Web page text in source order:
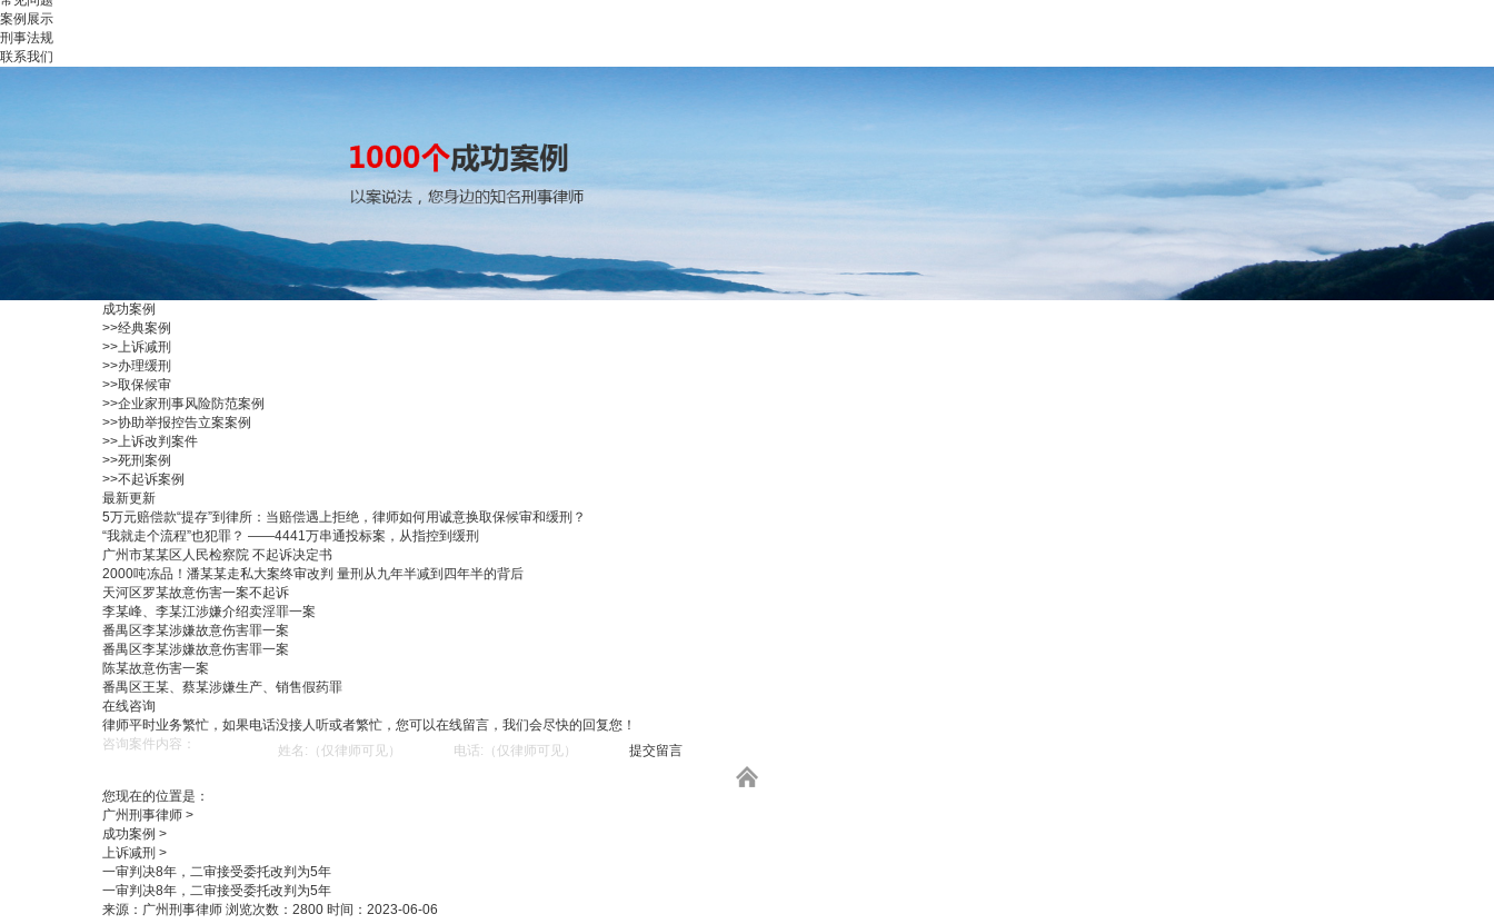
案例展示
刑事法规
联系我们
成功案例
>>经典案例
>>上诉减刑
>>办理缓刑
>>取保候审
>>企业家刑事风险防范案例
>>协助举报控告立案案例
>>上诉改判案件
>>死刑案例
>>不起诉案例
最新更新
5万元赔偿款“提存”到律所：当赔偿遇上拒绝，律师如何用诚意换取保候审和缓刑？
“我就走个流程”也犯罪？ ——4441万串通投标案，从指控到缓刑
广州市某某区人民检察院 不起诉决定书
2000吨冻品！潘某某走私大案终审改判 量刑从九年半减到四年半的背后
天河区罗某故意伤害一案不起诉
李某峰、李某江涉嫌介绍卖淫罪一案
番禺区李某涉嫌故意伤害罪一案
番禺区李某涉嫌故意伤害罪一案
陈某故意伤害一案
番禺区王某、蔡某涉嫌生产、销售假药罪
在线咨询
律师平时业务繁忙，如果电话没接人听或者繁忙，您可以在线留言，我们会尽快的回复您！
您现在的位置是：
广州刑事律师 >
成功案例 >
上诉减刑 >
一审判决8年，二审接受委托改判为5年
一审判决8年，二审接受委托改判为5年
来源：广州刑事律师 浏览次数：2800 时间：2023-06-06